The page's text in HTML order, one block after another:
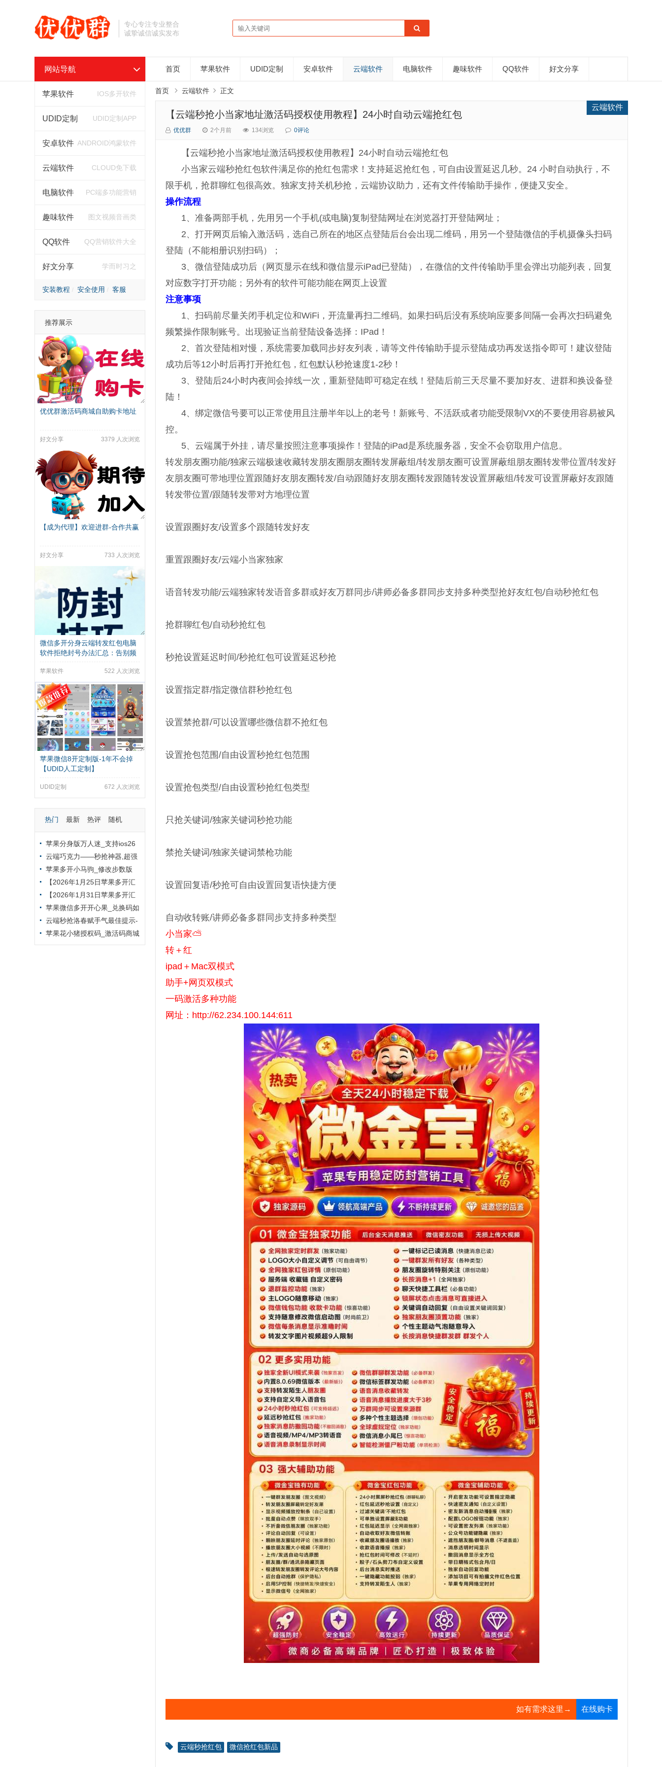
专心专注专业整合
诚挚诚信诚实发布
网站导航
苹果软件 IOS多开软件
UDID定制 UDID定制APP
安卓软件 ANDROID鸿蒙软件
云端软件 CLOUD免下载
电脑软件 PC端多功能营销
趣味软件 图文视频音画类
QQ软件 QQ营销软件大全
好文分享 学而时习之
安装教程 安全使用 客服
推荐展示
优优群激活码商城自助购卡地址
好文分享 3379 人次浏览
【成为代理】欢迎进群-合作共赢
好文分享 733 人次浏览
微信多开分身云端转发红包电脑
软件拒绝封号办法汇总：告别频
苹果软件 522 人次浏览
苹果微信8开定制版-1年不会掉
【UDID人工定制】
UDID定制 672 人次浏览
热门 最新 热评 随机
苹果分身版万人迷_支持ios26
系统-90天版本TF兑换模式外侧
定制版
云端巧克力——秒抢神器,超强
防封,全天自动秒抢群红包
苹果多开小马驹_修改步数版
本-支持修改桌面logo和名字
【2026年1月25日苹果多开汇
总】微信多开小马驹新品上市
【2026年1月31日苹果多开汇
总】微信多开凡人修仙传新品上
市
苹果微信多开开心果_兑换码如
何在TF里下载激活-外测码能下
几个
云端秒抢洛春赋手气最佳提示-
自动秒抢好友红包-抢群聊红包-
接收转账-抢包后自动@发包人
苹果花小猪授权码_激活码商城
支持提卡_无限多开app定时发圈
首页 苹果软件 UDID定制 安卓软件 云端软件 电脑软件 趣味软件 QQ软件 好文分享
首页 云端软件 正文
【云端秒抢小当家地址激活码授权使用教程】24小时自动云端抢红包
云端软件
优优群 2个月前 134浏览 0评论
【云端秒抢小当家地址激活码授权使用教程】24小时自动云端抢红包
小当家云端秒抢红包软件满足你的抢红包需求！支持延迟抢红包，可自由设置延迟几秒。24 小时自动执行，不
限手机，抢群聊红包很高效。独家支持关机秒抢，云端协议助力，还有文件传输助手操作，便捷又安全。
操作流程
1、准备两部手机，先用另一个手机(或电脑)复制登陆网址在浏览器打开登陆网址；
2、打开网页后输入激活码，选自己所在的地区点登陆后台会出现二维码，用另一个登陆微信的手机摄像头扫码
登陆（不能相册识别扫码）；
3、微信登陆成功后（网页显示在线和微信显示iPad已登陆），在微信的文件传输助手里会弹出功能列表，回复
对应数字打开功能；另外有的软件可能功能在网页上设置
注意事项
1、扫码前尽量关闭手机定位和WiFi，开流量再扫二维码。如果扫码后没有系统响应要多间隔一会再次扫码避免
频繁操作限制账号。出现验证当前登陆设备选择：IPad！
2、首次登陆相对慢，系统需要加载同步好友列表，请等文件传输助手提示登陆成功再发送指令即可！建议登陆
成功后等12小时后再打开抢红包，红包默认秒抢速度1-2秒！
3、登陆后24小时内夜间会掉线一次，重新登陆即可稳定在线！登陆后前三天尽量不要加好友、进群和换设备登
陆！
4、绑定微信号要可以正常使用且注册半年以上的老号！新账号、不活跃或者功能受限制VX的不要使用容易被风
控。
5、云端属于外挂，请尽量按照注意事项操作！登陆的iPad是系统服务器，安全不会窃取用户信息。
转发朋友圈功能/独家云端极速收藏转发朋友圈朋友圈转发屏蔽组/转发朋友圈可设置屏蔽组朋友圈转发带位置/转发好
友朋友圈可带地理位置跟随好友朋友圈转发/自动跟随好友朋友圈转发跟随转发设置屏蔽组/转发可设置屏蔽好友跟随
转发带位置/跟随转发带对方地理位置
设置跟圈好友/设置多个跟随转发好友
重置跟圈好友/云端小当家独家
语音转发功能/云端独家转发语音多群或好友万群同步/讲师必备多群同步支持多种类型抢好友红包/自动秒抢红包
抢群聊红包/自动秒抢红包
秒抢设置延迟时间/秒抢红包可设置延迟秒抢
设置指定群/指定微信群秒抢红包
设置禁抢群/可以设置哪些微信群不抢红包
设置抢包范围/自由设置秒抢红包范围
设置抢包类型/自由设置秒抢红包类型
只抢关键词/独家关键词秒抢功能
禁抢关键词/独家关键词禁枪功能
设置回复语/秒抢可自由设置回复语快捷方便
自动收转账/讲师必备多群同步支持多种类型
小当家⛅️
转＋红
ipad＋Mac双模式
助手+网页双模式
一码激活多种功能
网址：http://62.234.100.144:611
如有需求这里→ 在线购卡
云端秒抢红包 微信抢红包新品